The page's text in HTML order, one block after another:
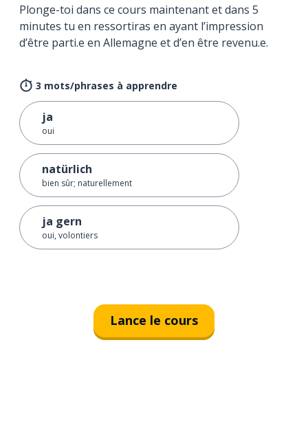
Plonge-toi dans ce cours maintenant et dans 5
minutes tu en ressortiras en ayant l’impression
d’être parti.e en Allemagne et d’en être revenu.e.
3 mots/phrases à apprendre
ja
oui
natürlich
bien sûr; naturellement
ja gern
oui, volontiers
Lance le cours